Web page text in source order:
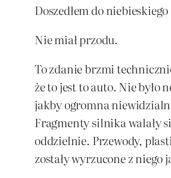
Doszedłem do niebieskiego
Nie miał przodu.
To zdanie brzmi
że to jest to auto. Nie
jakby ogromna
Fragmenty silnika walały
oddzielnie. Przewody,
zostały wyrzucone z niego